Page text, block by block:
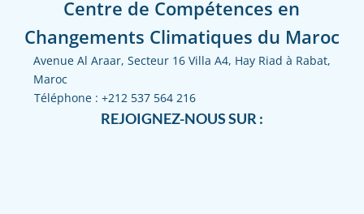
Centre de Compétences en
Changements Climatiques du Maroc
Avenue Al Araar, Secteur 16 Villa A4, Hay Riad à Rabat,
Maroc
Téléphone : +212 537 564 216
REJOIGNEZ-NOUS SUR :